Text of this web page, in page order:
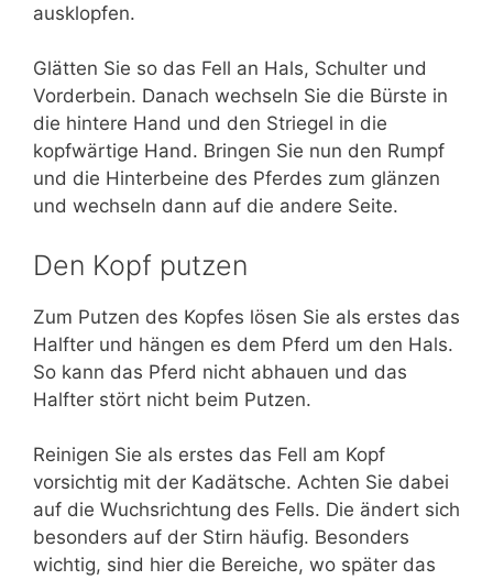
ausklopfen.
Glätten Sie so das Fell an Hals, Schulter und
Vorderbein. Danach wechseln Sie die Bürste in
die hintere Hand und den Striegel in die
kopfwärtige Hand. Bringen Sie nun den Rumpf
und die Hinterbeine des Pferdes zum glänzen
und wechseln dann auf die andere Seite.
Den Kopf putzen
Zum Putzen des Kopfes lösen Sie als erstes das
Halfter und hängen es dem Pferd um den Hals.
So kann das Pferd nicht abhauen und das
Halfter stört nicht beim Putzen.
Reinigen Sie als erstes das Fell am Kopf
vorsichtig mit der Kadätsche. Achten Sie dabei
auf die Wuchsrichtung des Fells. Die ändert sich
besonders auf der Stirn häufig. Besonders
wichtig, sind hier die Bereiche, wo später das